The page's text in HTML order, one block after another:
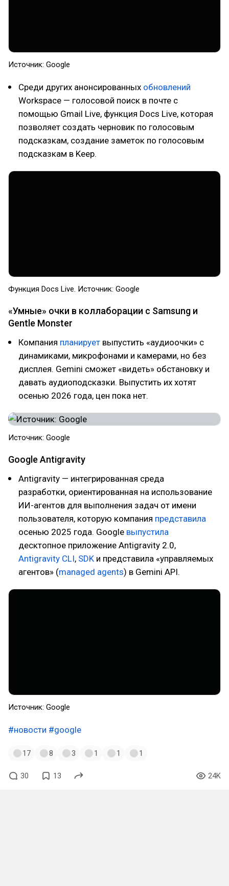
Источник: Google
Среди других анонсированных обновлений
Workspace — голосовой поиск в почте с
помощью Gmail Live, функция Docs Live, которая
позволяет создать черновик по голосовым
подсказкам, создание заметок по голосовым
подсказкам в Keep.
Функция Docs Live. Источник: Google
«Умные» очки в коллаборации с Samsung и
Gentle Monster
Компания планирует выпустить «аудиоочки» с
динамиками, микрофонами и камерами, но без
дисплея. Gemini сможет «видеть» обстановку и
давать аудиоподсказки. Выпустить их хотят
осенью 2026 года, цен пока нет.
Источник: Google
Google Antigravity
Antigravity — интегрированная среда
разработки, ориентированная на использование
ИИ-агентов для выполнения задач от имени
пользователя, которую компания представила
осенью 2025 года. Google выпустила
десктопное приложение Antigravity 2.0,
Antigravity CLI, SDK и представила «управляемых
агентов» (managed agents) в Gemini API.
Источник: Google
#новости #google
17 8 3 1 1 1
30 13 24K